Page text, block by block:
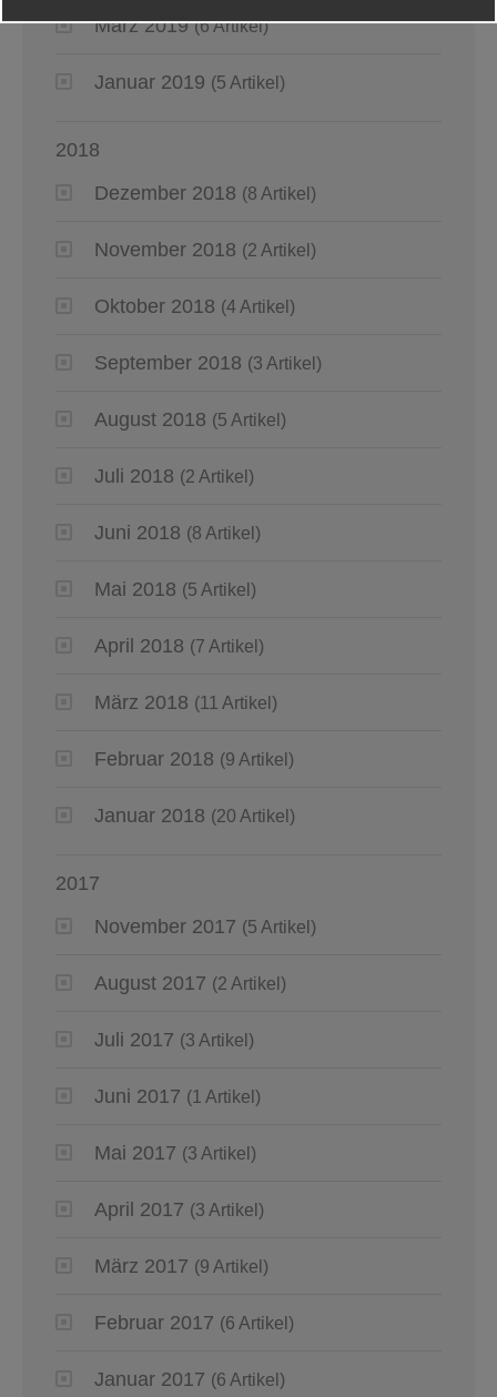
März 2019 (6 Artikel)
Januar 2019 (5 Artikel)
2018
Dezember 2018 (8 Artikel)
November 2018 (2 Artikel)
Oktober 2018 (4 Artikel)
September 2018 (3 Artikel)
August 2018 (5 Artikel)
Juli 2018 (2 Artikel)
Juni 2018 (8 Artikel)
Mai 2018 (5 Artikel)
April 2018 (7 Artikel)
März 2018 (11 Artikel)
Februar 2018 (9 Artikel)
Januar 2018 (20 Artikel)
2017
November 2017 (5 Artikel)
August 2017 (2 Artikel)
Juli 2017 (3 Artikel)
Juni 2017 (1 Artikel)
Mai 2017 (3 Artikel)
April 2017 (3 Artikel)
März 2017 (9 Artikel)
Februar 2017 (6 Artikel)
Januar 2017 (6 Artikel)